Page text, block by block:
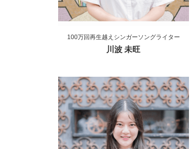
100万回再生越えシンガーソングライター
川波 未旺